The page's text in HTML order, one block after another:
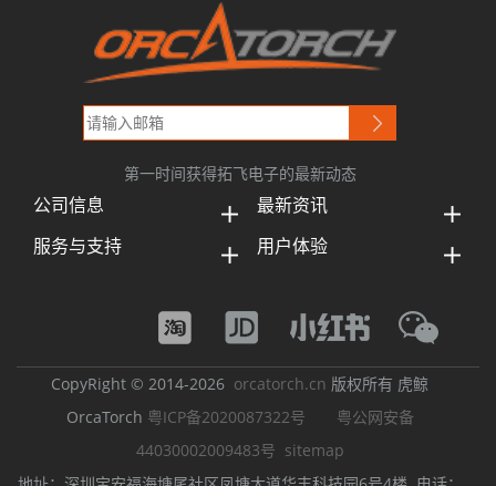
第一时间获得拓飞电子的最新动态
公司信息
最新资讯
服务与支持
用户体验
CopyRight © 2014-2026 orcatorch.cn 版权所有 虎鲸
OrcaTorch 粤ICP备2020087322号
粤公网安备
44030002009483号 sitemap